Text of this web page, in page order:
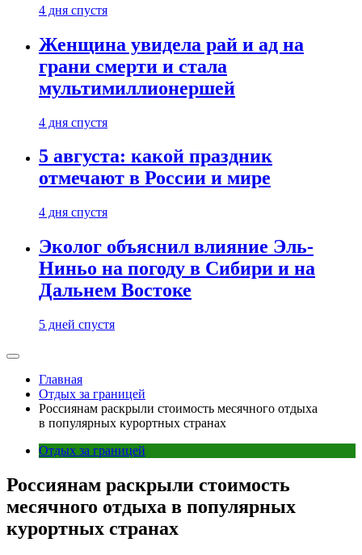
4 дня спустя
Женщина увидела рай и ад на
грани смерти и стала
мультимиллионершей
4 дня спустя
5 августа: какой праздник
отмечают в России и мире
4 дня спустя
Эколог объяснил влияние Эль-
Ниньо на погоду в Сибири и на
Дальнем Востоке
5 дней спустя
Главная
Отдых за границей
Россиянам раскрыли стоимость месячного отдыха
в популярных курортных странах
Отдых за границей
Россиянам раскрыли стоимость
месячного отдыха в популярных
курортных странах